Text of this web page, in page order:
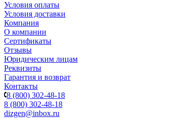
Условия оплаты
Условия доставки
Компания
О компании
Сертификаты
Отзывы
Юридическим лицам
Реквизиты
Гарантия и возврат
Контакты
8 (800) 302-48-18
8 (800) 302-48-18
dizgen@inbox.ru